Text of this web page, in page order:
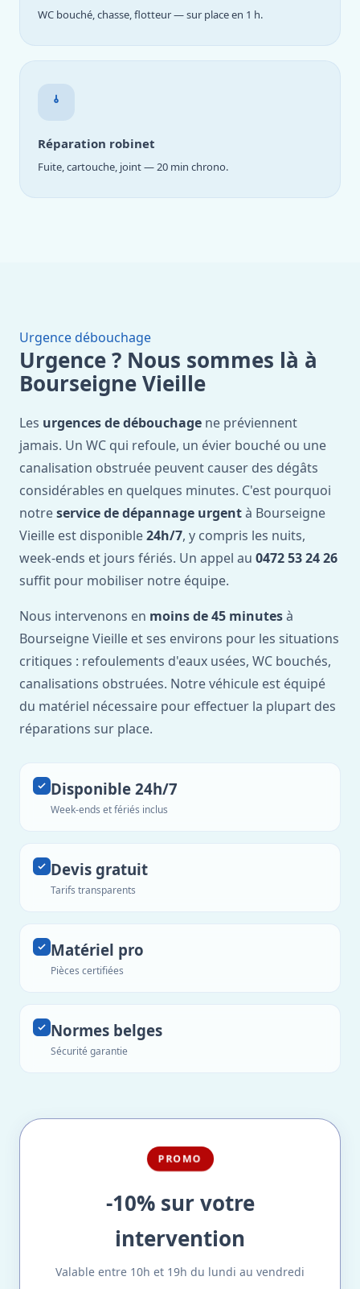
WC bouché, chasse, flotteur — sur place en 1 h.
Réparation robinet
Fuite, cartouche, joint — 20 min chrono.
Urgence débouchage
Urgence ? Nous sommes là à
Bourseigne Vieille
Les urgences de débouchage ne préviennent
jamais. Un WC qui refoule, un évier bouché ou une
canalisation obstruée peuvent causer des dégâts
considérables en quelques minutes. C'est pourquoi
notreservice de dépannage urgentà Bourseigne
Vieille est disponible24h/7, y compris les nuits,
week-ends et jours fériés. Un appel au 0472 53 24 26
suffit pour mobiliser notre équipe.
Nous intervenons en moins de 45 minutesà
Bourseigne Vieille et ses environs pour les situations
critiques : refoulements d'eaux usées, WC bouchés,
canalisations obstruées. Notre véhicule est équipé
du matériel nécessaire pour effectuer la plupart des
réparations sur place.
Disponible 24h/7
Week-ends et fériés inclus
Devis gratuit
Tarifs transparents
Matériel pro
Pièces certifiées
Normes belges
Sécurité garantie
PROMO
-10% sur votre
intervention
Valable entre 10h et 19h du lundi au vendredi